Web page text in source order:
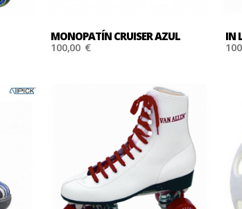
MONOPATÍN CRUISER AZUL
100,00 €
IN